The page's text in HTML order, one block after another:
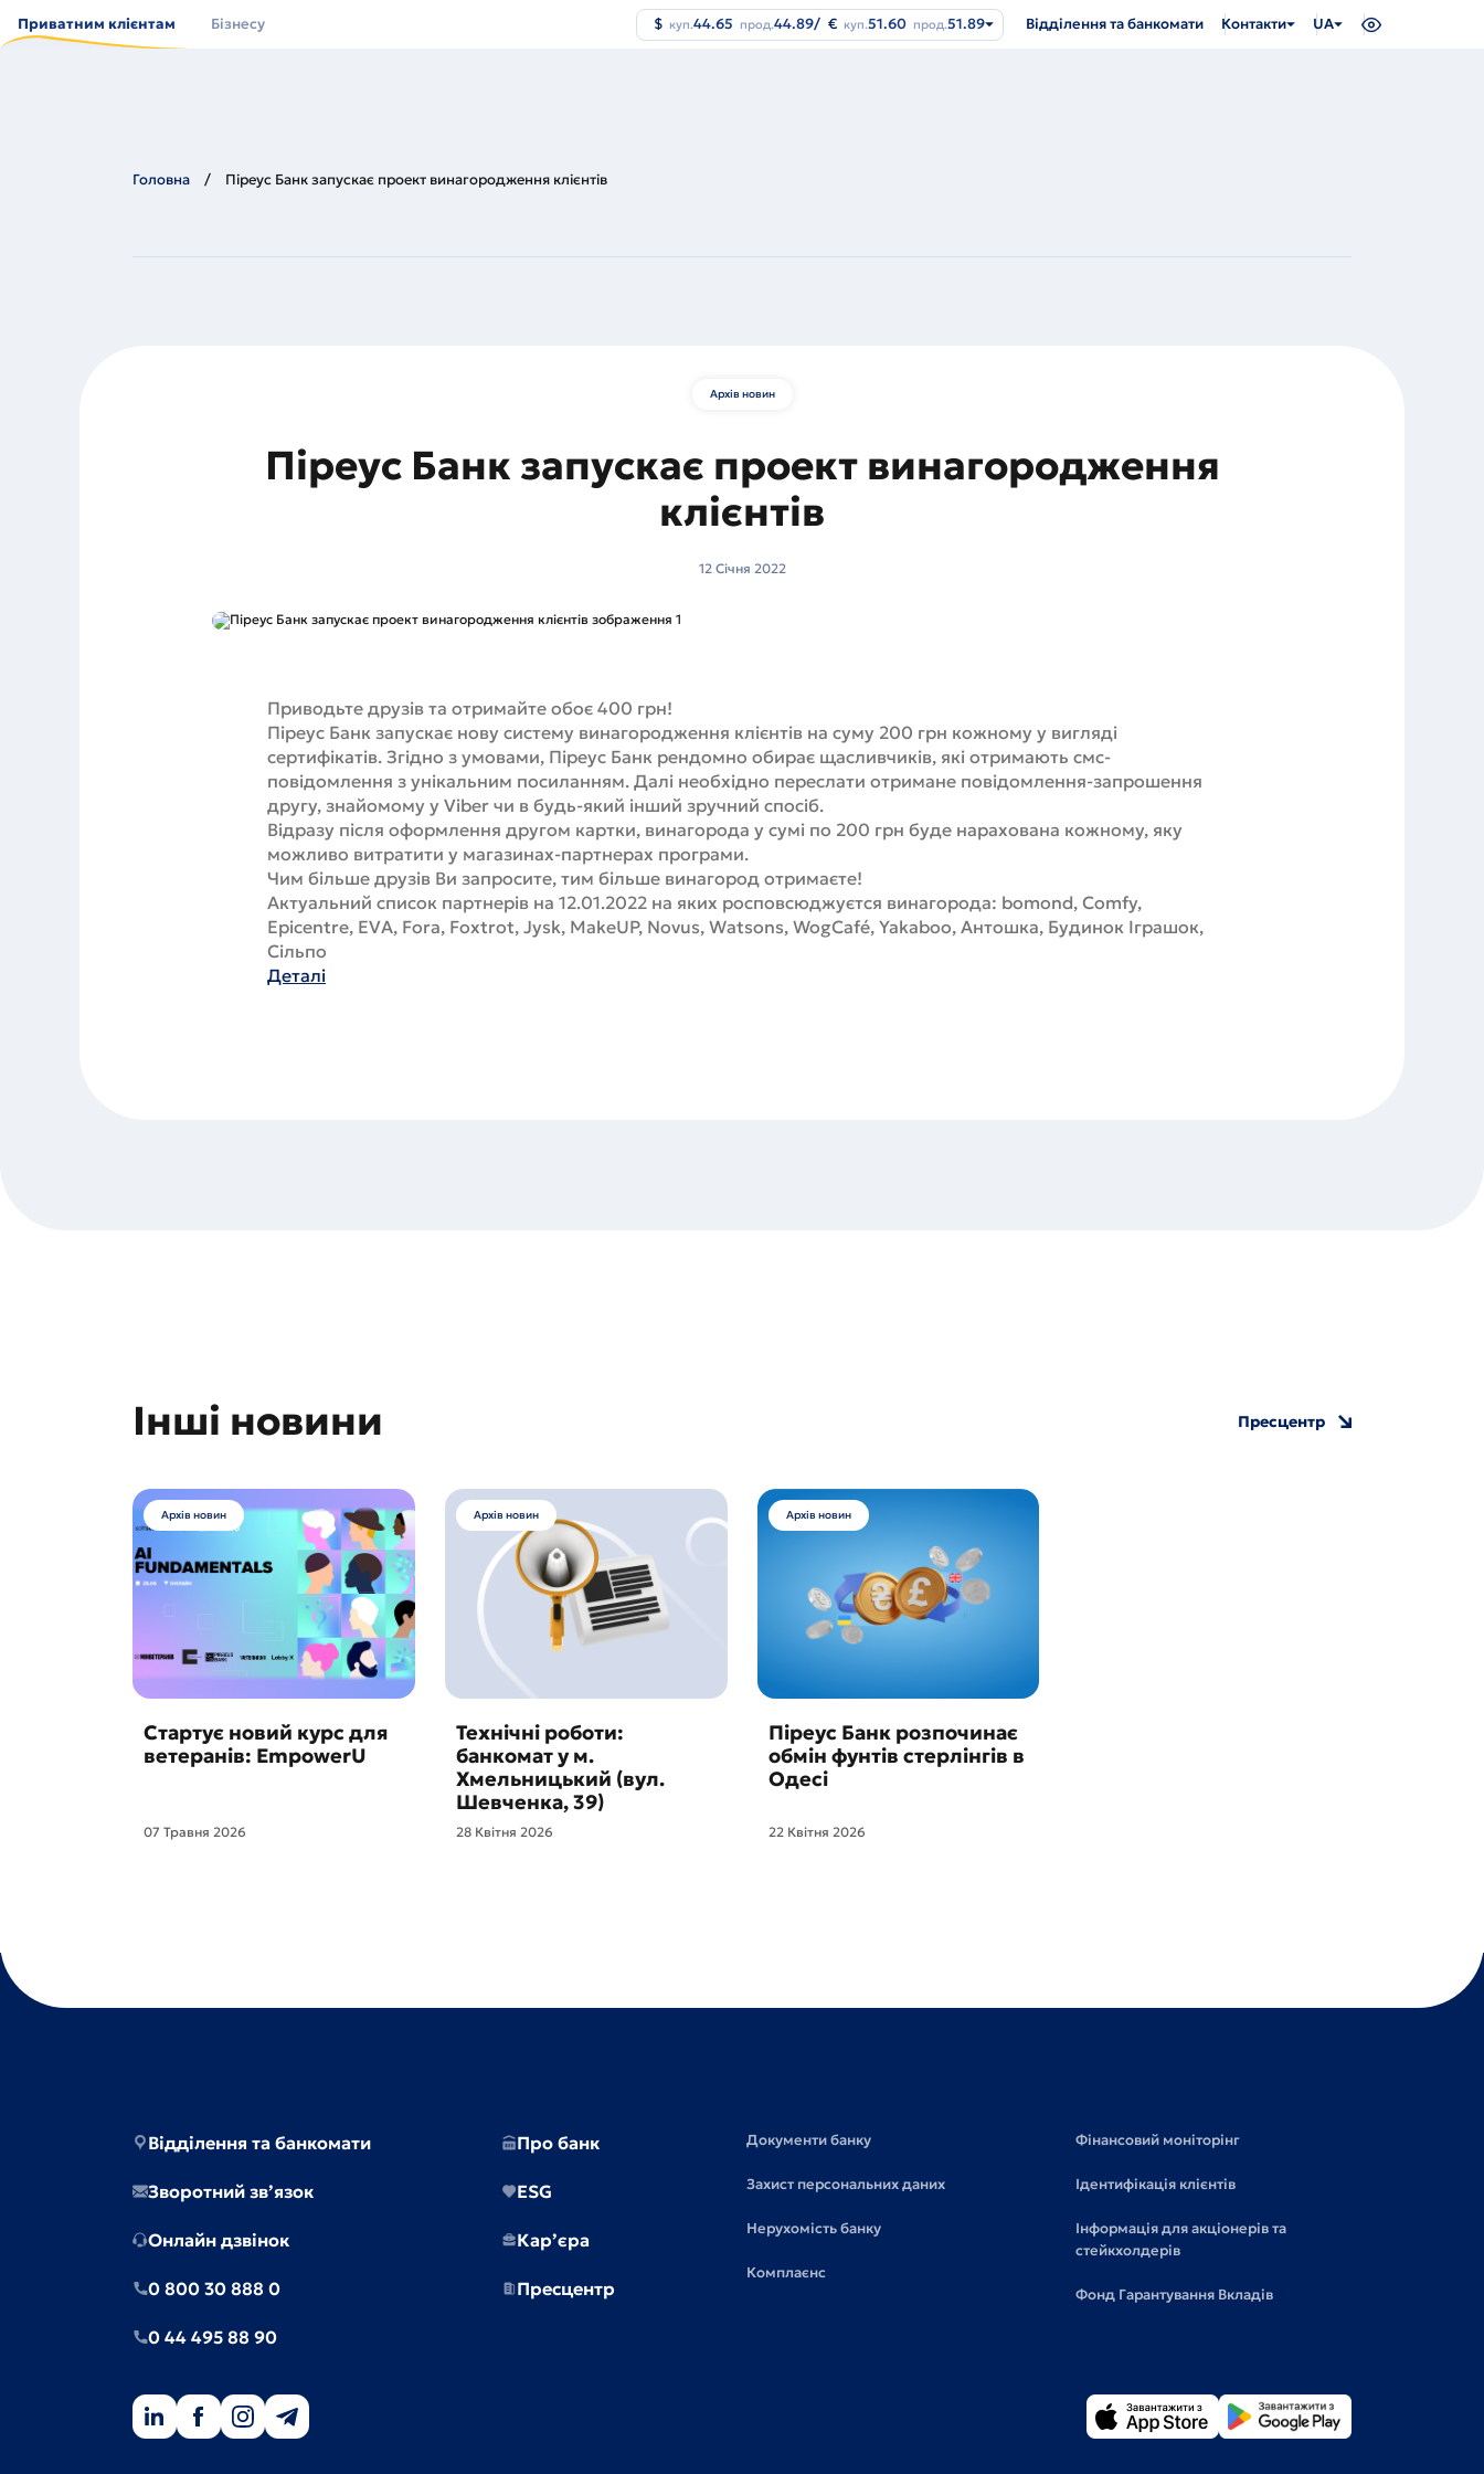
основного
Приватним клієнтам Бізнесу $ куп.44.65 прод.44.89/ € куп.51.60 прод.51.89 Відділення та банкомати Контакти UA
Головна Піреус Банк запускає проект винагородження клієнтів
Архів новин
Піреус Банк запускає проект винагородження
клієнтів
12 Cічня 2022
Приводьте друзів та отримайте обоє 400 грн!
Піреус Банк запускає нову систему винагородження клієнтів на суму 200 грн кожному у вигляді
сертифікатів. Згідно з умовами, Піреус Банк рендомно обирає щасливчиків, які отримають смс-
повідомлення з унікальним посиланням. Далі необхідно переслати отримане повідомлення-запрошення
другу, знайомому у Viber чи в будь-який інший зручний спосіб.
Відразу після оформлення другом картки, винагорода у сумі по 200 грн буде нарахована кожному, яку
можливо витратити у магазинах-партнерах програми.
Чим більше друзів Ви запросите, тим більше винагород отримаєте!
Актуальний список партнерів на 12.01.2022 на яких росповсюджуєтся винагорода: bomond, Comfy,
Epicentre, EVA, Fora, Foxtrot, Jysk, MakeUP, Novus, Watsons, WogCafé, Yakaboo, Антошка, Будинок Іграшок,
Сільпо
Деталі
Інші новини Пресцентр
Архів новин
Стартує новий курс для
ветеранів: EmpowerU
07 Травня 2026
Архів новин
Технічні роботи:
банкомат у м.
Хмельницький (вул.
Шевченка, 39)
28 Квітня 2026
Архів новин
Піреус Банк розпочинає
обмін фунтів стерлінгів в
Одесі
22 Квітня 2026
Відділення та банкомати
Зворотний зв’язок
Онлайн дзвінок
0 800 30 888 0
0 44 495 88 90
Про банк
ESG
Кар’єра
Пресцентр
Документи банку
Захист персональних даних
Нерухомість банку
Комплаєнс
Фінансовий моніторінг
Ідентифікація клієнтів
Інформація для акціонерів та
стейкхолдерів
Фонд Гарантування Вкладів